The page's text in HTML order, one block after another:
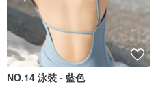
NO.14 泳裝 - 藍色